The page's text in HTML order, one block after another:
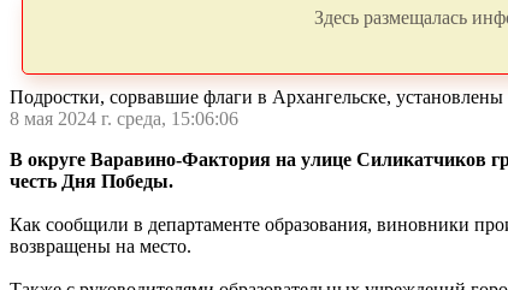
Здесь размещалась
Подростки, сорвавшие флаги в Архангельске, установлены
8 мая 2024 г. среда, 15:06:06
В округе Варавино-Фактория на улице Силикатчиков
честь Дня Победы.
Как сообщили в департаменте образования, виновники
возвращены на место.